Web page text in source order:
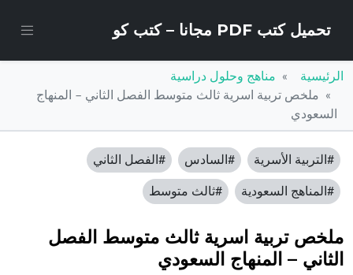
تحميل كتب PDF مجانا – كتب كو
الرئيسية
مناهج وحلول دراسية
ملخص تربية اسرية ثالث متوسط الفصل الثاني – المنهاج
السعودي
#التربية الأسرية #السادس #الفصل الثاني
#المناهج السعودية #ثالث متوسط
ملخص تربية اسرية ثالث متوسط الفصل
الثاني – المنهاج السعودي